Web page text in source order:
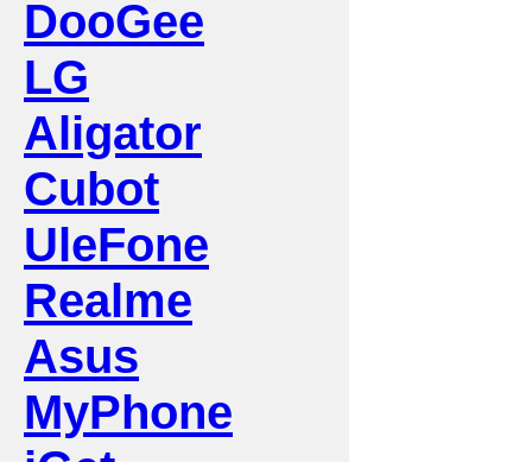
DooGee
LG
Aligator
Cubot
UleFone
Realme
Asus
MyPhone